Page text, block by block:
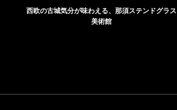
西欧の古城気分が味わえる、那須ステンドグラス
美術館